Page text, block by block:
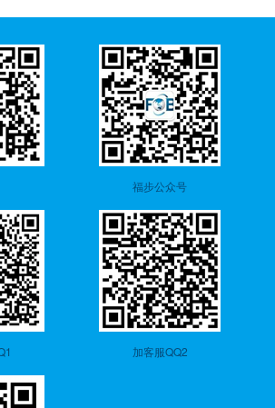
福步公众号
加客服QQ2